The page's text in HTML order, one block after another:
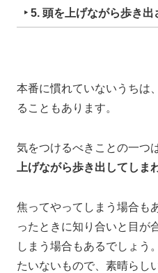
‣ 5. 頭を上げながら歩き出
本番に慣れていないうちは、
ることもあります。
気をつけるべきことの一つは
上げながら歩き出してしま
焦ってやってしまう場合も
ったときに知り合いと目が
しまう場合もあるでしょう。
たいないもので、 素晴らし